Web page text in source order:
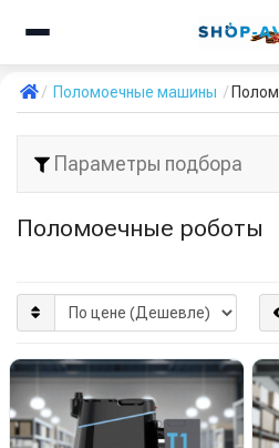
Поломоечные машины
Параметры подбора
Поломоечные роботы